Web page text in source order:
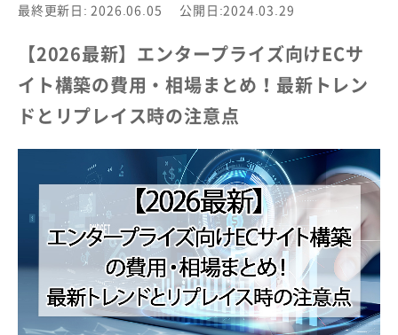
最終更新日: 2026.06.05 公開日:2024.03.29
【2026最新】エンタープライズ向けECサ
イト構築の費用・相場まとめ！最新トレン
ドとリプレイス時の注意点